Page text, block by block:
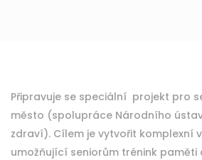
Připravuje se speciální projekt pro
město (spolupráce Národního
zdraví). Cílem je vytvořit komplexní
umožňující seniorům trénink paměti